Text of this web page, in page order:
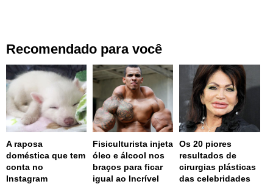
Recomendado para você
A raposa
doméstica que tem
conta no
Instagram
Fisiculturista injeta
óleo e álcool nos
braços para ficar
igual ao Incrível
Os 20 piores
resultados de
cirurgias plásticas
das celebridades